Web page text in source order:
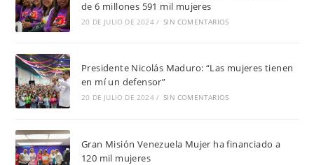
de 6 millones 591 mil mujeres
20 DE JULIO DE 2024 / SIN COMENTARIOS
Presidente Nicolás Maduro: “Las mujeres tienen
en mí un defensor”
20 DE JULIO DE 2024 / SIN COMENTARIOS
Gran Misión Venezuela Mujer ha financiado a
120 mil mujeres